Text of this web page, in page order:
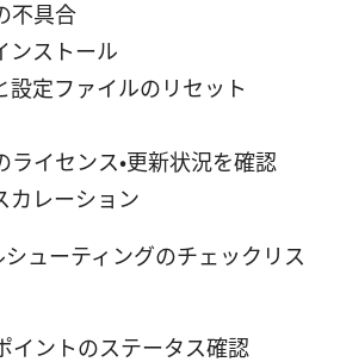
不具合
ンストール
設定ファイルのリセット
ライセンス・更新状況を確認
カレーション
ューティングのチェックリス
イントのステータス確認